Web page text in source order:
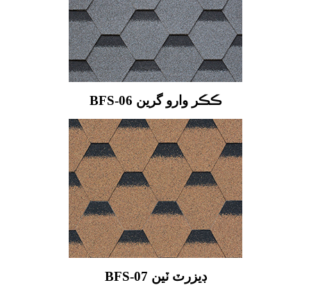
BFS-06 ڪڪر وارو گرين
BFS-07 ڊيزرٽ ٽين